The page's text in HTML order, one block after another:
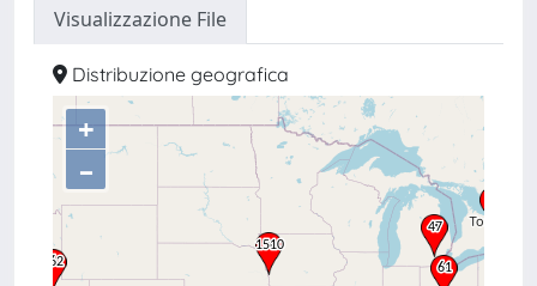
Visualizzazione File
Distribuzione geografica
+
–